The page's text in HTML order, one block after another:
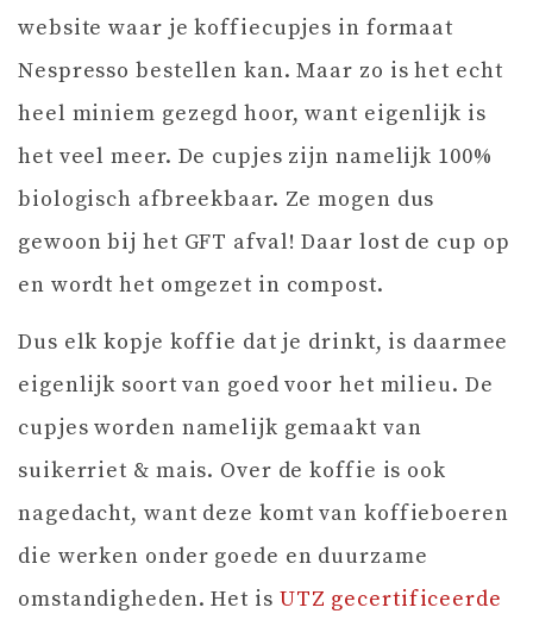
website waar je koffiecupjes in formaat
Nespresso bestellen kan. Maar zo is het echt
heel miniem gezegd hoor, want eigenlijk is
het veel meer. De cupjes zijn namelijk 100%
biologisch afbreekbaar. Ze mogen dus
gewoon bij het GFT afval! Daar lost de cup op
en wordt het omgezet in compost.
Dus elk kopje koffie dat je drinkt, is daarmee
eigenlijk soort van goed voor het milieu. De
cupjes worden namelijk gemaakt van
suikerriet & mais. Over de koffie is ook
nagedacht, want deze komt van koffieboeren
die werken onder goede en duurzame
omstandigheden. Het is UTZ gecertificeerde